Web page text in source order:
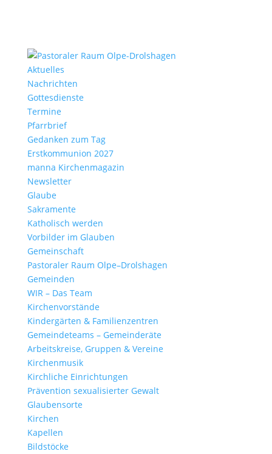
Aktu­elles
Nach­richten
Gottes­dienste
Termine
Pfarr­brief
Gedanken zum Tag
Erst­kom­mu­nion 2027
manna Kirchen­ma­gazin
News­letter
Glaube
Sakra­mente
Katho­lisch werden
Vorbilder im Glauben
Gemein­schaft
Pasto­raler Raum Olpe–Drolshagen
Gemeinden
WIR – Das Team
Kirchen­vor­stände
Kinder­gärten & Familienzentren
Gemein­de­teams – Gemeinderäte
Arbeits­kreise, Gruppen & Vereine
Kirchen­musik
Kirch­liche Einrichtungen
Präven­tion sexua­li­sierter Gewalt
Glau­ben­s­orte
Kirchen
Kapellen
Bild­stöcke